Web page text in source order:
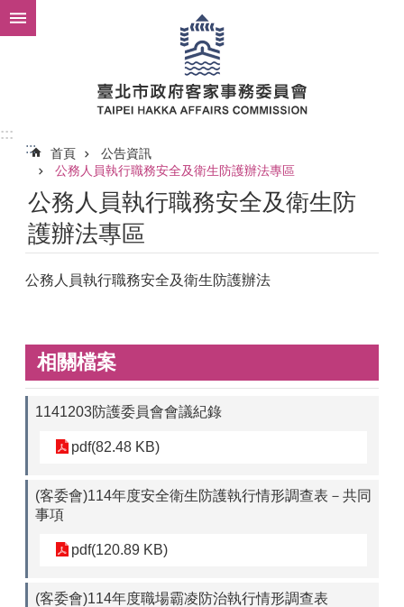
跳到主要內容區塊
:::
:::
首頁
公告資訊
公務人員執行職務安全及衛生防護辦法專區
公務人員執行職務安全及衛生防
護辦法專區
公務人員執行職務安全及衛生防護辦法
相關檔案
1141203防護委員會會議紀錄
pdf(82.48 KB)
(客委會)114年度安全衛生防護執行情形調查表－共同
事項
pdf(120.89 KB)
(客委會)114年度職場霸凌防治執行情形調查表